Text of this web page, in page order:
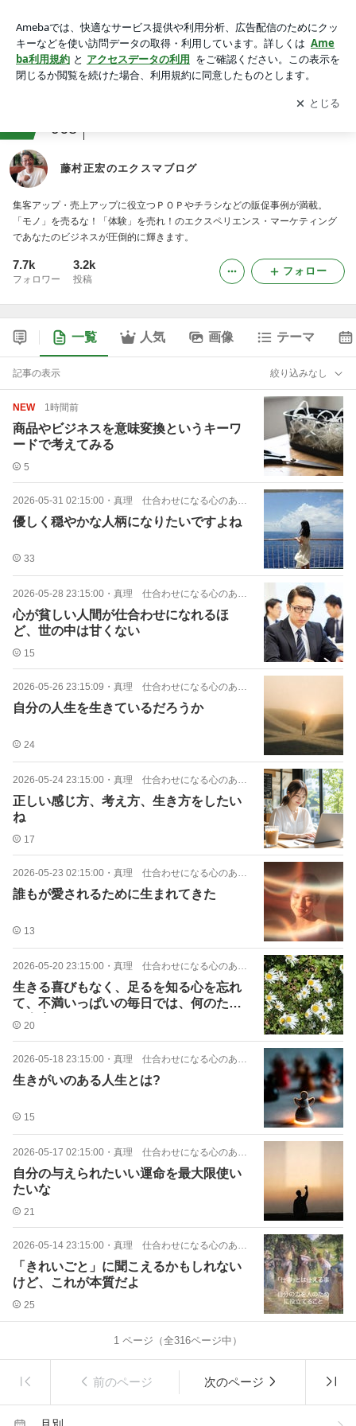
アプリをダウンロードして ブログの更新通知
を受け取りまし
ょう。
開く
968
藤村正宏のエクスマブログ
集客アップ・売上アップに役立つＰＯＰやチラシなどの販促事例が満載。
「モノ」を売るな！「体験」を売れ！のエクスペリエンス・マーケティング
であなたのビジネスが圧倒的に輝きます。
7.7k
フォロワー
3.2k
投稿
フォロー
一覧 人気 画像 テーマ
記事の表示 絞り込みなし
NEW 1時間前
商品やビジネスを意味変換というキーワ
ードで考えてみる
5
2026-05-31 02:15:00 ・ 真理 仕合わせになる心のあり方
優しく穏やかな人柄になりたいですよね
33
2026-05-28 23:15:00 ・ 真理 仕合わせになる心のあり方
心が貧しい人間が仕合わせになれるほ
ど、世の中は甘くない
15
2026-05-26 23:15:09 ・ 真理 仕合わせになる心のあり方
自分の人生を生きているだろうか
24
2026-05-24 23:15:00 ・ 真理 仕合わせになる心のあり方
正しい感じ方、考え方、生き方をしたい
ね
17
2026-05-23 02:15:00 ・ 真理 仕合わせになる心のあり方
誰もが愛されるために生まれてきた
13
2026-05-20 23:15:00 ・ 真理 仕合わせになる心のあり方
生きる喜びもなく、足るを知る心を忘れ
て、不満いっぱいの毎日では、何のため
の人生かわかりません。
20
2026-05-18 23:15:00 ・ 真理 仕合わせになる心のあり方
生きがいのある人生とは?
15
2026-05-17 02:15:00 ・ 真理 仕合わせになる心のあり方
自分の与えられたいい運命を最大限使い
たいな
21
2026-05-14 23:15:00 ・ 真理 仕合わせになる心のあり方
「きれいごと」に聞こえるかもしれない
けど、これが本質だよ
25
1 ページ（全316ページ中）
前のページ 次のページ